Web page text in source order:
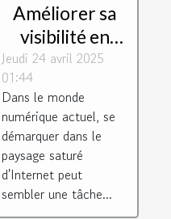
Améliorer sa
visibilité en
ligne avec des
stratégies à
petit budget
pour avocats
Jeudi 24 avril 2025
01:44
Dans le monde
numérique actuel, se
démarquer dans le
paysage saturé
d'Internet peut
sembler une tâche...